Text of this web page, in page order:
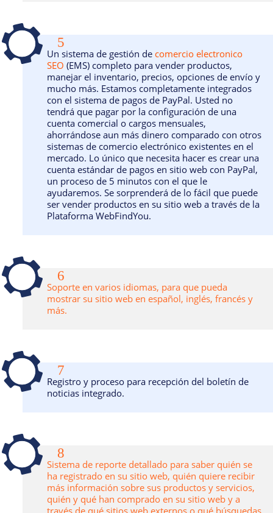
5
Un sistema de gestión de comercio electronico
SEO (EMS) completo para vender productos,
manejar el inventario, precios, opciones de envío y
mucho más. Estamos completamente integrados
con el sistema de pagos de PayPal. Usted no
tendrá que pagar por la configuración de una
cuenta comercial o cargos mensuales,
ahorrándose aun más dinero comparado con otros
sistemas de comercio electrónico existentes en el
mercado. Lo único que necesita hacer es crear una
cuenta estándar de pagos en sitio web con PayPal,
un proceso de 5 minutos con el que le
ayudaremos. Se sorprenderá de lo fácil que puede
ser vender productos en su sitio web a través de la
Plataforma WebFindYou.
6
Soporte en varios idiomas, para que pueda
mostrar su sitio web en español, inglés, francés y
más.
7
Registro y proceso para recepción del boletín de
noticias integrado.
8
Sistema de reporte detallado para saber quién se
ha registrado en su sitio web, quién quiere recibir
más información sobre sus productos y servicios,
quién y qué han comprado en su sitio web y a
través de qué sitios web externos o qué búsquedas